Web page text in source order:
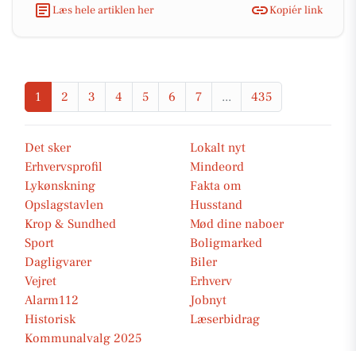
Læs hele artiklen her
Kopiér link
1 2 3 4 5 6 7 ... 435
Det sker
Lokalt nyt
Erhvervsprofil
Mindeord
Lykønskning
Fakta om
Opslagstavlen
Husstand
Krop & Sundhed
Mød dine naboer
Sport
Boligmarked
Dagligvarer
Biler
Vejret
Erhverv
Alarm112
Jobnyt
Historisk
Læserbidrag
Kommunalvalg 2025